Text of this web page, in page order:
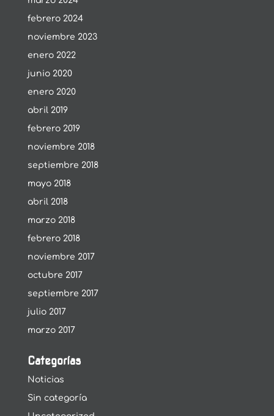
febrero 2024
noviembre 2023
enero 2022
junio 2020
enero 2020
abril 2019
febrero 2019
noviembre 2018
septiembre 2018
mayo 2018
abril 2018
marzo 2018
febrero 2018
noviembre 2017
octubre 2017
septiembre 2017
julio 2017
marzo 2017
Categorías
Noticias
Sin categoría